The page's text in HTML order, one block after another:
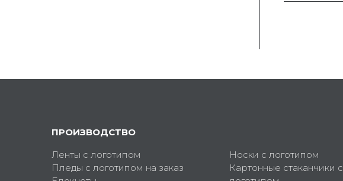
ПРОИЗВОДСТВО
Ленты с логотипом
Пледы с логотипом на заказ
Носки с логотипом
Картонные стаканчики с